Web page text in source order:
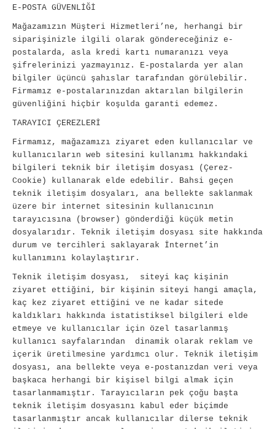
E-POSTA GÜVENLİĞİ
Mağazamızın Müşteri Hizmetleri’ne, herhangi bir
siparişinizle ilgili olarak göndereceğiniz e-
postalarda, asla kredi kartı numaranızı veya
şifrelerinizi yazmayınız. E-postalarda yer alan
bilgiler üçüncü şahıslar tarafından görülebilir.
Firmamız e-postalarınızdan aktarılan bilgilerin
güvenliğini hiçbir koşulda garanti edemez.
TARAYICI ÇEREZLERİ
Firmamız, mağazamızı ziyaret eden kullanıcılar ve
kullanıcıların web sitesini kullanımı hakkındaki
bilgileri teknik bir iletişim dosyası (Çerez-
Cookie) kullanarak elde edebilir. Bahsi geçen
teknik iletişim dosyaları, ana bellekte saklanmak
üzere bir internet sitesinin kullanıcının
tarayıcısına (browser) gönderdiği küçük metin
dosyalarıdır. Teknik iletişim dosyası site hakkında
durum ve tercihleri saklayarak İnternet’in
kullanımını kolaylaştırır.
Teknik iletişim dosyası, siteyi kaç kişinin
ziyaret ettiğini, bir kişinin siteyi hangi amaçla,
kaç kez ziyaret ettiğini ve ne kadar sitede
kaldıkları hakkında istatistiksel bilgileri elde
etmeye ve kullanıcılar için özel tasarlanmış
kullanıcı sayfalarından dinamik olarak reklam ve
içerik üretilmesine yardımcı olur. Teknik iletişim
dosyası, ana bellekte veya e-postanızdan veri veya
başkaca herhangi bir kişisel bilgi almak için
tasarlanmamıştır. Tarayıcıların pek çoğu başta
teknik iletişim dosyasını kabul eder biçimde
tasarlanmıştır ancak kullanıcılar dilerse teknik